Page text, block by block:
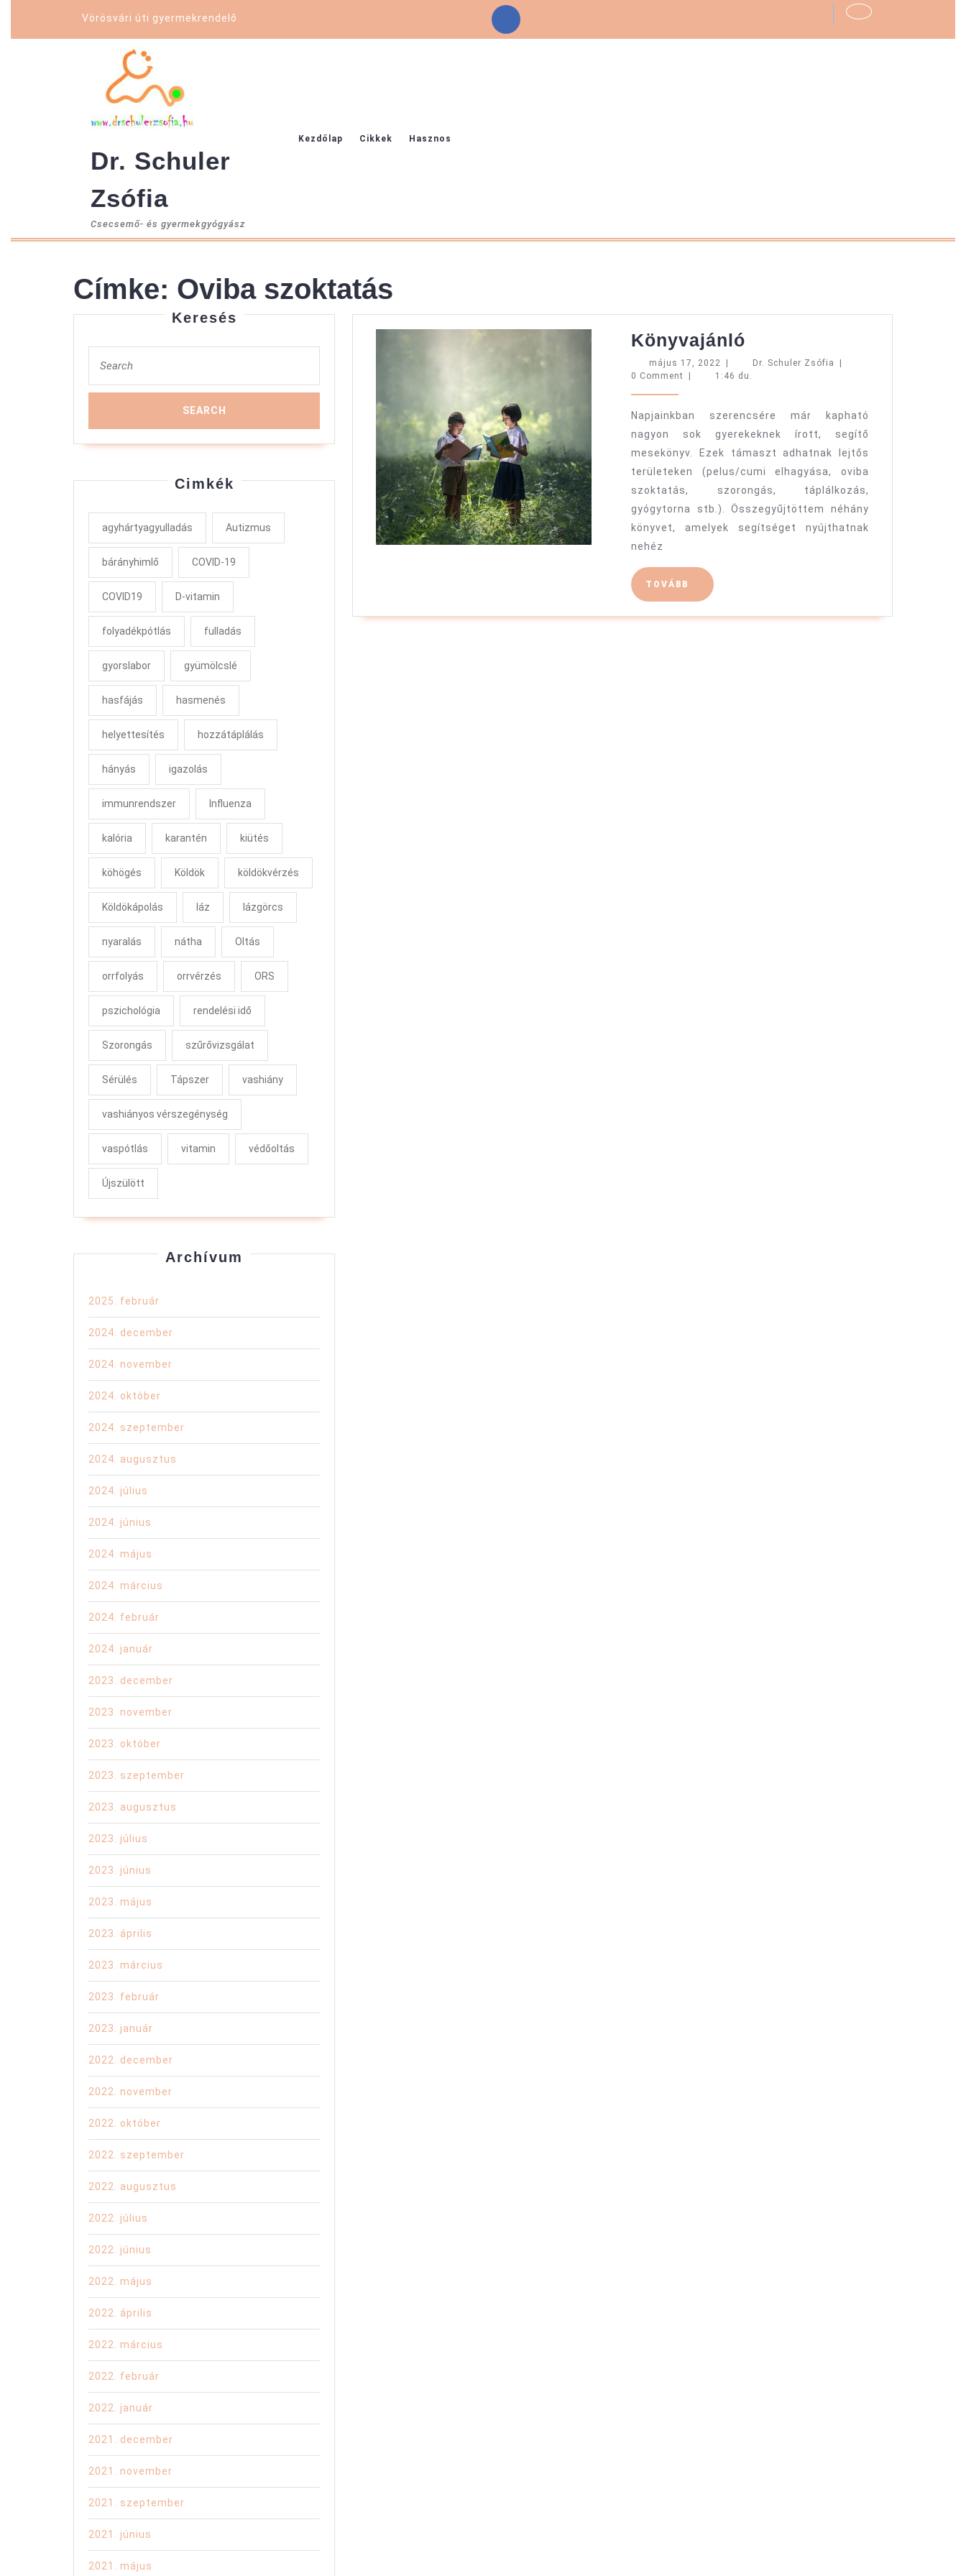
content
Vörösvári úti gyermekrendelő
Facebook
Dr. Schuler
Zsófia
Csecsemő- és gyermekgyógyász
Kezdőlap Cikkek Hasznos
Címke: Oviba szoktatás
Keresés
for:
Cimkék
agyhártyagyulladás Autizmus
bárányhimlő COVID-19
COVID19 D-vitamin
folyadékpótlás fulladás
gyorslabor gyümölcslé
hasfájás hasmenés
helyettesítés hozzátáplálás
hányás igazolás
immunrendszer Influenza
kalória karantén kiütés
köhögés Köldök köldökvérzés
Köldökápolás láz lázgörcs
nyaralás nátha Oltás
orrfolyás orrvérzés ORS
pszichológia rendelési idő
Szorongás szűrővizsgálat
Sérülés Tápszer vashiány
vashiányos vérszegénység
vaspótlás vitamin védőoltás
Újszülött
Archívum
2025. február
2024. december
2024. november
2024. október
2024. szeptember
2024. augusztus
2024. július
2024. június
2024. május
2024. március
2024. február
2024. január
2023. december
2023. november
2023. október
2023. szeptember
2023. augusztus
2023. július
2023. június
2023. május
2023. április
2023. március
2023. február
2023. január
2022. december
2022. november
2022. október
2022. szeptember
2022. augusztus
2022. július
2022. június
2022. május
2022. április
2022. március
2022. február
2022. január
2021. december
2021. november
2021. szeptember
2021. június
2021. május
Könyvajánló
május 17, 2022 május
17,
Dr. Schuler Zsófia Dr.
0 Comment
1:46 du.
Napjainkban szerencsére már kapható
nagyon sok gyerekeknek írott, segítő
mesekönyv. Ezek támaszt adhatnak lejtős
területeken (pelus/cumi elhagyása, oviba
szoktatás, szorongás, táplálkozás,
gyógytorna stb.). Összegyűjtöttem néhány
könyvet, amelyek segítséget nyújthatnak
nehéz
TOVÁBB TOVÁBB